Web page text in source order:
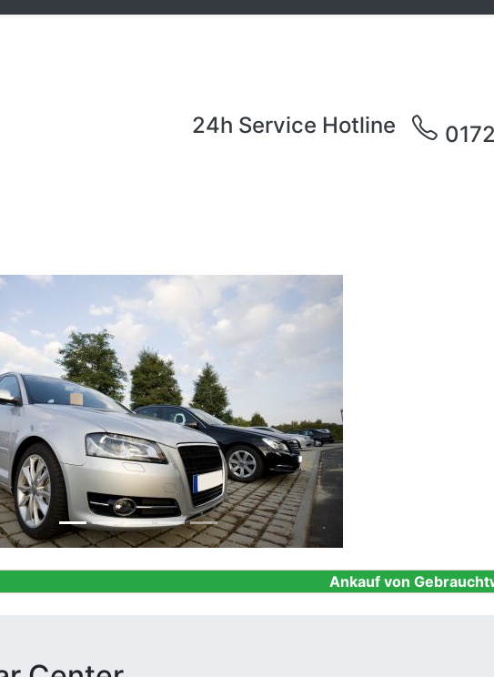
24h Service Hotline
Ankauf von Gebrauchtwagen,